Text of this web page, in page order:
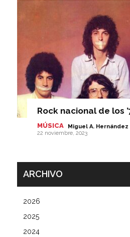
Rock nacional de los
MÚSICA Miguel A. Hernández
22 noviembre, 2023
ARCHIVO
2026
2025
2024